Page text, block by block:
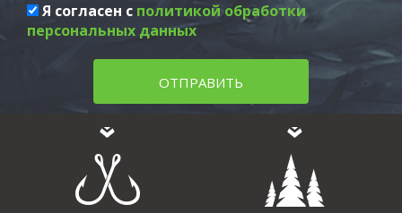
Я согласен с политикой обработки
персональных данных
ОТПРАВИТЬ